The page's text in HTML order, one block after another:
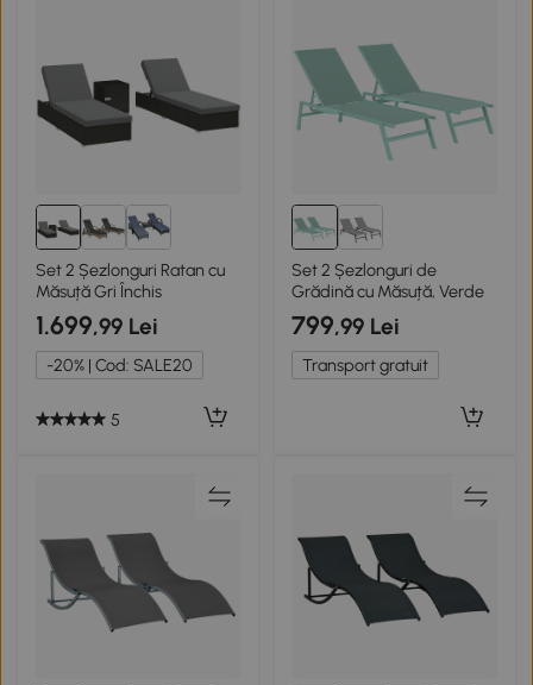
Set 2 Șezlonguri Ratan cu
Măsuță Gri Închis
1.699,99 Lei
-20% | Cod: SALE20
5
Set 2 Șezlonguri de
Grădină cu Măsuță, Verde
799,99 Lei
Transport gratuit